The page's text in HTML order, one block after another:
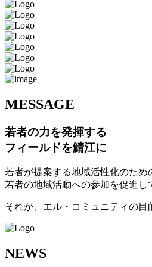
MESSAGE
若者の力を発揮する
フィールドを鯖江に
若者が提案する地域活性化のため
若者の地域活動への参加を促進
それが、エル・コミュニティの目
NEWS